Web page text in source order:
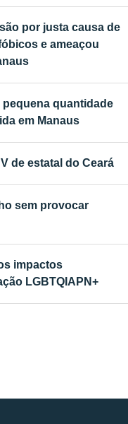
por justa causa de
e ameaçou
quantidade
em Manaus
de estatal do Ceará
sem provocar
impactos
LGBTQIAPN+